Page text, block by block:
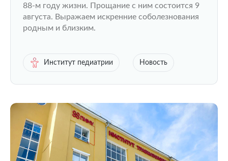
88-м году жизни. Прощание с ним состоится 9
августа. Выражаем искренние соболезнования
родным и близким.
Институт педиатрии Новость